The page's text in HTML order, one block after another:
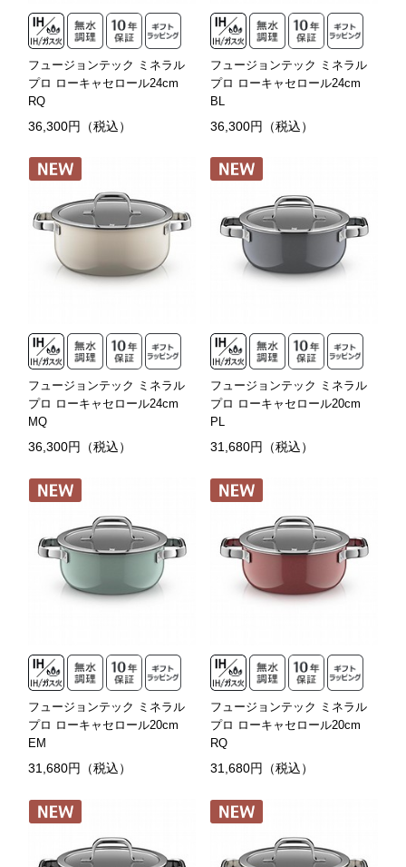
フュージョンテック ミネラル
プロ ローキャセロール24cm
RQ
36,300円（税込）
フュージョンテック ミネラル
プロ ローキャセロール24cm
BL
36,300円（税込）
フュージョンテック ミネラル
プロ ローキャセロール24cm
MQ
36,300円（税込）
フュージョンテック ミネラル
プロ ローキャセロール20cm
PL
31,680円（税込）
フュージョンテック ミネラル
プロ ローキャセロール20cm
EM
31,680円（税込）
フュージョンテック ミネラル
プロ ローキャセロール20cm
RQ
31,680円（税込）